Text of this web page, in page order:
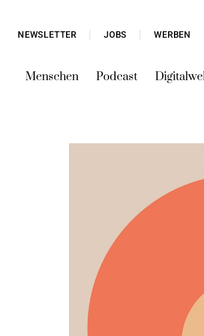
NEWSLETTER JOBS WERBEN
Menschen Podcast